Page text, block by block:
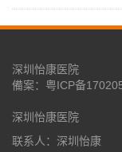
深圳怡康医院
備案： 粤ICP备
深圳怡康医院
联系人：深圳怡康